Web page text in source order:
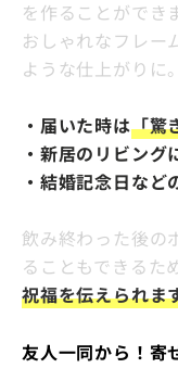
を作ることができ
おしゃれなフレー
ような仕上がりに。
・届いた時は「驚
・新居のリビング
・結婚記念日など
飲み終わった後の
ることもできるた
祝福を伝えられま
友人一同から！寄